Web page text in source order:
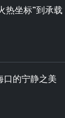
坐标”到承载
口的宁静之美